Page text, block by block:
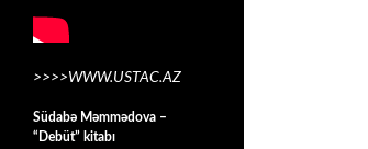
>>>>WWW.USTAC.AZ
Südabə Məmmədova –
“Debüt” kitabı